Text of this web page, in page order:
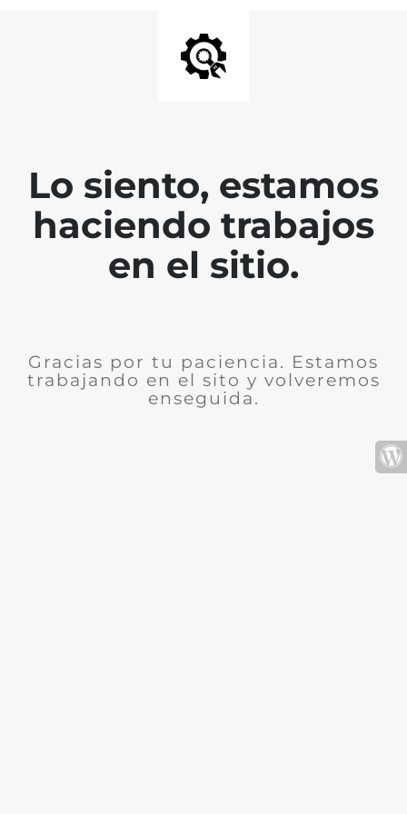
Lo siento, estamos
haciendo trabajos
en el sitio.
Gracias por tu paciencia. Estamos
trabajando en el sito y volveremos
enseguida.